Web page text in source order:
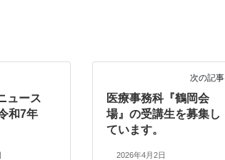
ュース
和7年
次の記事
医療事務科『鶴岡会
場』の受講生を募集し
ています。
2026年4月2日